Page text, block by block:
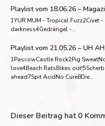
Playlist vom 18.06.26 –
1YUR MUM - Tropical Fuzz2Civet
darkness4Gedrängel -…
Playlist vom 21.05.26 – UH
1PascowCastle Rock2Pig
love4Beach RatsBikes
ahead7Spit AcidNo Cure8Die…
Dieser Beitrag hat 0